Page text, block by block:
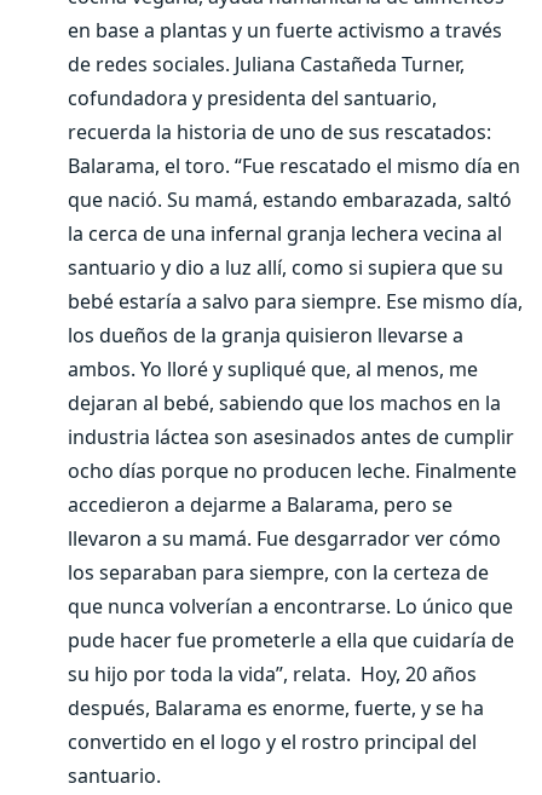
en base a plantas y un fuerte activismo a través
de redes sociales. Juliana Castañeda Turner,
cofundadora y presidenta del santuario,
recuerda la historia de uno de sus rescatados:
Balarama, el toro. “Fue rescatado el mismo día en
que nació. Su mamá, estando embarazada, saltó
la cerca de una infernal granja lechera vecina al
santuario y dio a luz allí, como si supiera que su
bebé estaría a salvo para siempre. Ese mismo día,
los dueños de la granja quisieron llevarse a
ambos. Yo lloré y supliqué que, al menos, me
dejaran al bebé, sabiendo que los machos en la
industria láctea son asesinados antes de cumplir
ocho días porque no producen leche. Finalmente
accedieron a dejarme a Balarama, pero se
llevaron a su mamá. Fue desgarrador ver cómo
los separaban para siempre, con la certeza de
que nunca volverían a encontrarse. Lo único que
pude hacer fue prometerle a ella que cuidaría de
su hijo por toda la vida”, relata. Hoy, 20 años
después, Balarama es enorme, fuerte, y se ha
convertido en el logo y el rostro principal del
santuario.